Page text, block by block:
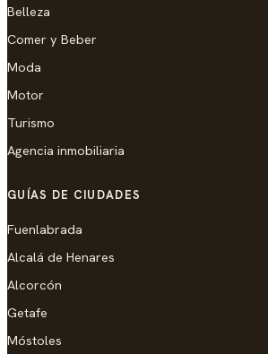
Belleza
Comer y Beber
Moda
Motor
Turismo
Agencia inmobiliaria
GUÍAS DE CIUDADES
Fuenlabrada
Alcalá de Henares
Alcorcón
Getafe
Móstoles